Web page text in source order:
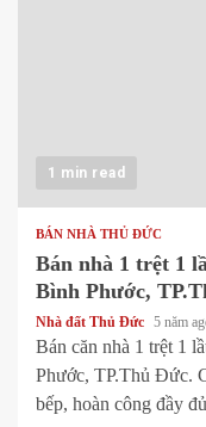
1 min read
BÁN NHÀ THỦ ĐỨC
Bán nhà 1 trệt 1
Bình Phước,
Nhà đất Thủ Đức 5 năm
Bán căn nhà 1 trệt 1
Phước, TP.Thủ Đức.
bếp, hoàn công đầy